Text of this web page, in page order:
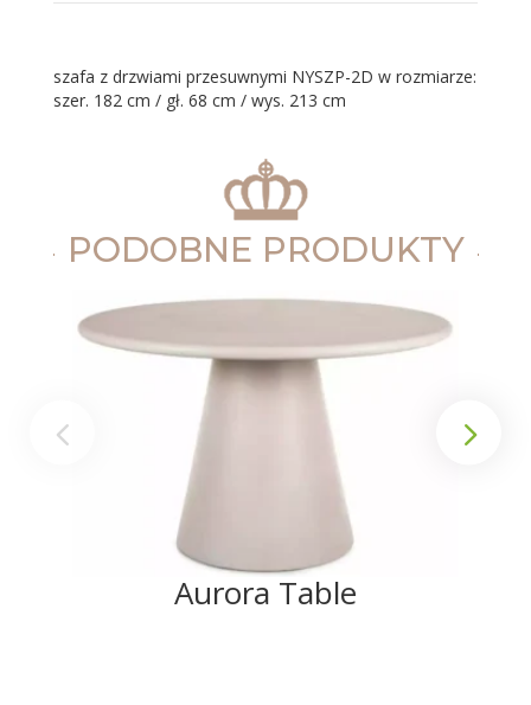
szafa z drzwiami przesuwnymi NYSZP-2D w rozmiarze:
szer. 182 cm / gł. 68 cm / wys. 213 cm
PODOBNE PRODUKTY
Aurora Table